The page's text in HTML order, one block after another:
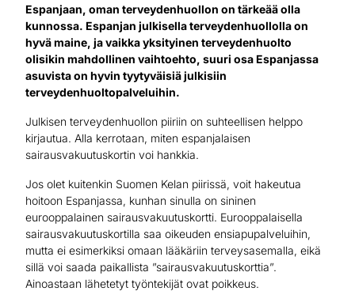
Espanjaan, oman terveydenhuollon on tärkeää olla
kunnossa. Espanjan julkisella terveydenhuollolla on
hyvä maine, ja vaikka yksityinen terveydenhuolto
olisikin mahdollinen vaihtoehto, suuri osa Espanjassa
asuvista on hyvin tyytyväisiä julkisiin
terveydenhuoltopalveluihin.
Julkisen terveydenhuollon piiriin on suhteellisen helppo
kirjautua. Alla kerrotaan, miten espanjalaisen
sairausvakuutuskortin voi hankkia.
Jos olet kuitenkin Suomen Kelan piirissä, voit hakeutua
hoitoon Espanjassa, kunhan sinulla on sininen
eurooppalainen sairausvakuutuskortti. Eurooppalaisella
sairausvakuutuskortilla saa oikeuden ensiapupalveluihin,
mutta ei esimerkiksi omaan lääkäriin terveysasemalla, eikä
sillä voi saada paikallista ”sairausvakuutuskorttia”.
Ainoastaan lähetetyt työntekijät ovat poikkeus.